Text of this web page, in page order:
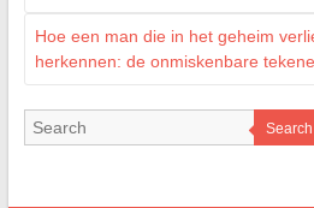
Hoe een man die in het geheim
herkennen: de onmiskenbare
Search